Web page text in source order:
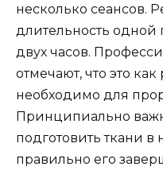
несколько сеансов.
длительность одной
двух часов.
отмечают, что это
необходимо для
Принципиально
подготовить ткани в
правильно его